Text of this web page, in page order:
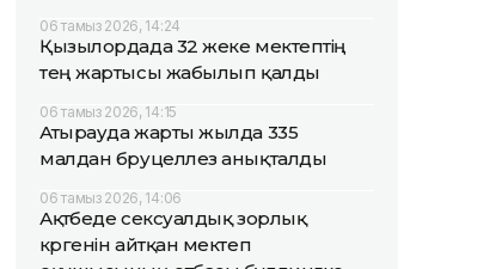
06 тамыз 2026, 14:24
Қызылордада 32 жеке мектептің
тең жартысы жабылып қалды
06 тамыз 2026, 14:15
Атырауда жарты жылда 335
малдан бруцеллез анықталды
06 тамыз 2026, 14:06
Ақтөбеде сексуалдық зорлық
көргенін айтқан мектеп